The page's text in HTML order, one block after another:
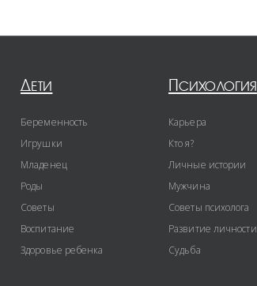
Дети
Беременность
Игрушки
Младенец
Роды
Советы
Воспитание
Здоровье ребенка
Психология
Карьера
Кто я?
Личные истории
Мужчина
Советы психолога
Развитие личности
Судьба